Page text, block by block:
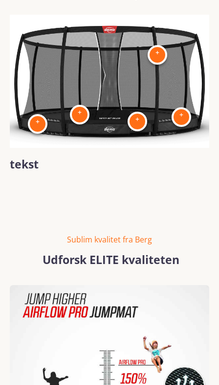
+ +
+ +
+
tekst
Sublim kvalitet fra Berg
Udforsk ELITE kvaliteten